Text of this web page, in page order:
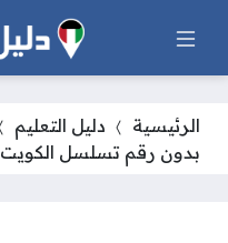
الرئيسية دليل التعليم
بدون رقم تسلسل الكويت 2025